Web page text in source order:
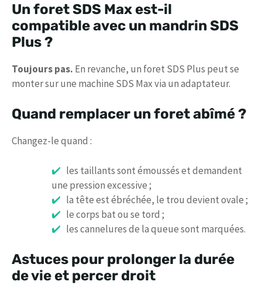
Un foret SDS Max est-il
compatible avec un mandrin SDS
Plus ?
Toujours pas. En revanche, un foret SDS Plus peut se
monter sur une machine SDS Max via un adaptateur.
Quand remplacer un foret abîmé ?
Changez-le quand :
les taillants sont émoussés et demandent
une pression excessive ;
la tête est ébréchée, le trou devient ovale ;
le corps bat ou se tord ;
les cannelures de la queue sont marquées.
Astuces pour prolonger la durée
de vie et percer droit